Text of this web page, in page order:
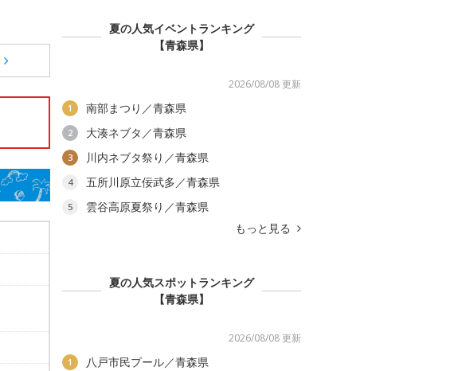
夏の人気イベントランキング
【青森県】
2026/08/08 更新
1 南部まつり／青森県
2 大湊ネブタ／青森県
3 川内ネブタ祭り／青森県
4 五所川原立佞武多／青森県
5
雲谷高原夏祭り／青森県
もっと見る
夏の人気スポットランキング
【青森県】
2026/08/08 更新
1 八戸市民プール／青森県